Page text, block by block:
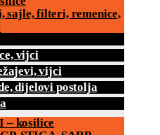
sajle, filteri, remenice,
vijci
vijci
dijelovi postolja
– kosilice